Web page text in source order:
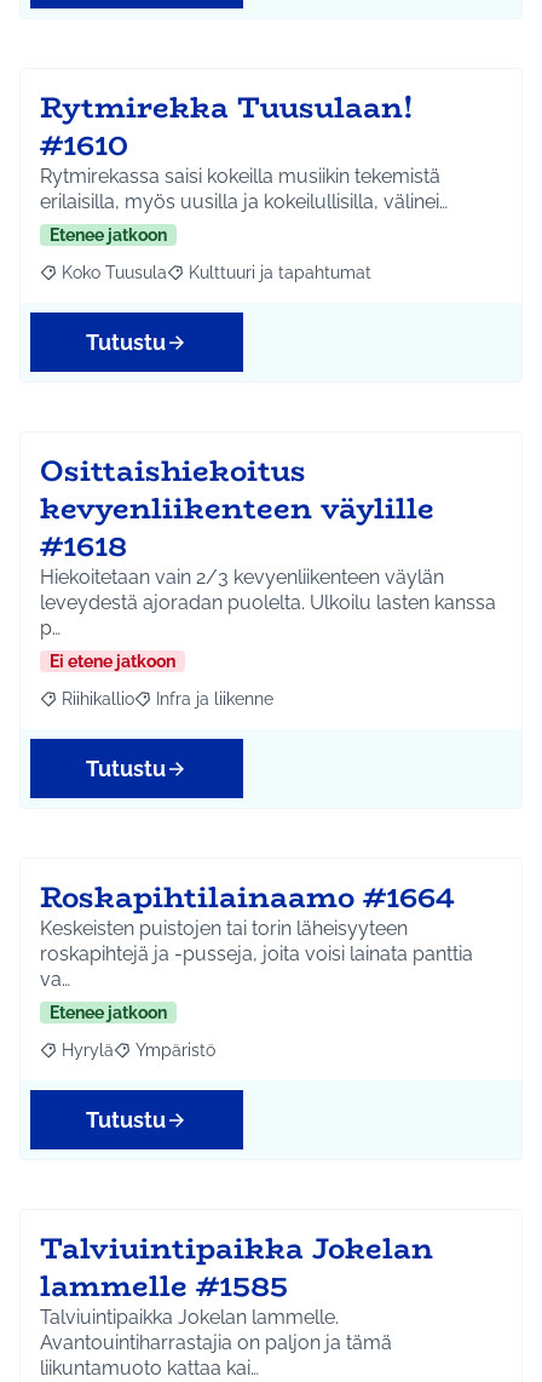
Rytmirekka Tuusulaan!
#1610
Rytmirekassa saisi kokeilla musiikin tekemistä
erilaisilla, myös uusilla ja kokeilullisilla, välinei…
Etenee jatkoon
Rajaa tulokset aihepiirin mukaan: Koko Tuusula
Koko Tuusula Rajaa tulokset teeman mukaan: Kulttuuri ja
Kulttuuri ja tapahtumat
Tutustu
Osittaishiekoitus
kevyenliikenteen väylille
#1618
Hiekoitetaan vain 2/3 kevyenliikenteen väylän
leveydestä ajoradan puolelta. Ulkoilu lasten kanssa
p…
Ei etene jatkoon
Rajaa tulokset aihepiirin mukaan: Riihikallio
Riihikallio Rajaa tulokset teeman mukaan: Infra ja liikenne
Infra ja liikenne
Tutustu
Roskapihtilainaamo #1664
Keskeisten puistojen tai torin läheisyyteen
roskapihtejä ja -pusseja, joita voisi lainata panttia
va…
Etenee jatkoon
Rajaa tulokset aihepiirin mukaan: Hyrylä
Hyrylä Rajaa tulokset teeman mukaan: Ympäristö
Ympäristö
Tutustu
Talviuintipaikka Jokelan
lammelle #1585
Talviuintipaikka Jokelan lammelle.
Avantouintiharrastajia on paljon ja tämä
liikuntamuoto kattaa kai…